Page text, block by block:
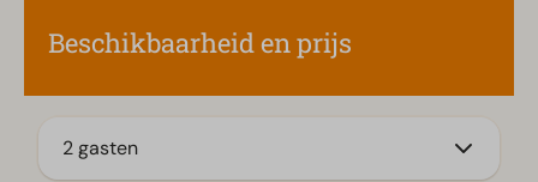
Koelkast
Vriezer
Beschikbaarheid en prijs
2 gasten